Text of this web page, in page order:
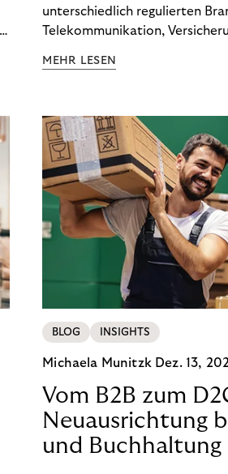
unterschiedlich regulierten
Telekommunikation,
wirksam reduzieren will,
MEHR LESEN
BLOG INSIGHTS
Michaela Munitzk Dez. 13,
Vom B2B zum
Neuausrichtung
und Buchhaltung